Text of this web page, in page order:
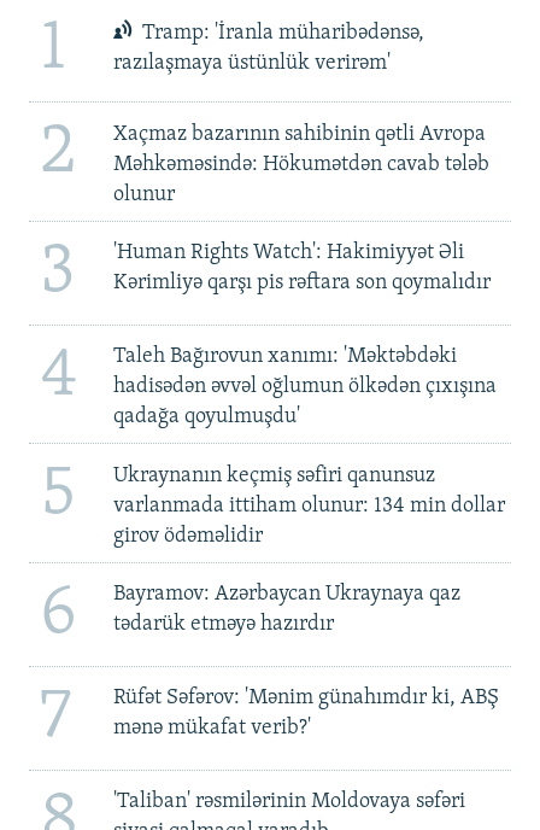
1
Tramp: 'İranla müharibədənsə,
razılaşmaya üstünlük verirəm'
2
Xaçmaz bazarının sahibinin qətli Avropa
Məhkəməsində: Hökumətdən cavab tələb
olunur
3
'Human Rights Watch': Hakimiyyət Əli
Kərimliyə qarşı pis rəftara son qoymalıdır
4
Taleh Bağırovun xanımı: 'Məktəbdəki
hadisədən əvvəl oğlumun ölkədən çıxışına
qadağa qoyulmuşdu'
5
Ukraynanın keçmiş səfiri qanunsuz
varlanmada ittiham olunur: 134 min dollar
girov ödəməlidir
6
Bayramov: Azərbaycan Ukraynaya qaz
tədarük etməyə hazırdır
7
Rüfət Səfərov: 'Mənim günahımdır ki, ABŞ
mənə mükafat verib?'
'Taliban' rəsmilərinin Moldovaya səfəri